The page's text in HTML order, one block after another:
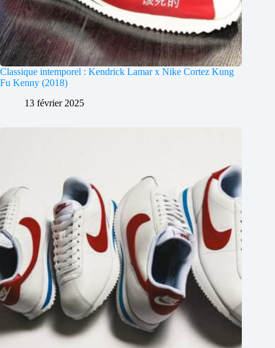
Classique intemporel : Kendrick Lamar x Nike Cortez Kung
Fu Kenny (2018)
13 février 2025